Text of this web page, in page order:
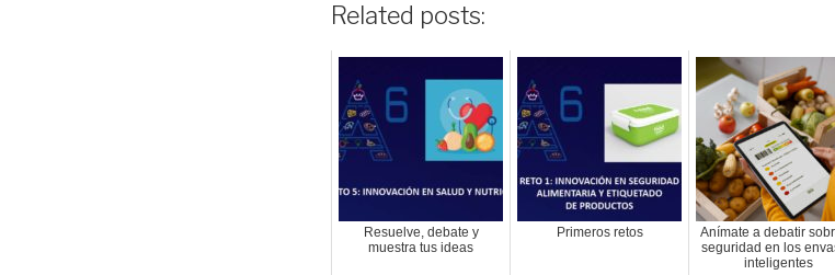
Related posts:
Resuelve, debate y
muestra tus ideas
Primeros retos
Anímate a debatir
seguridad en los
inteligentes